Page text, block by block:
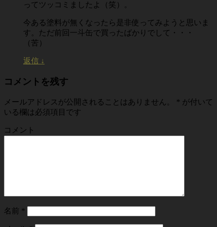
ってツッコミましたよ（笑）。
今ある塗料が無くなったら是非使ってみようと思いま
す。ただ前回一斗缶で買ったばかりでして・・・
（苦）
返信 ↓
コメントを残す
メールアドレスが公開されることはありません。 * が付いて
いる欄は必須項目です
コメント
名前 *